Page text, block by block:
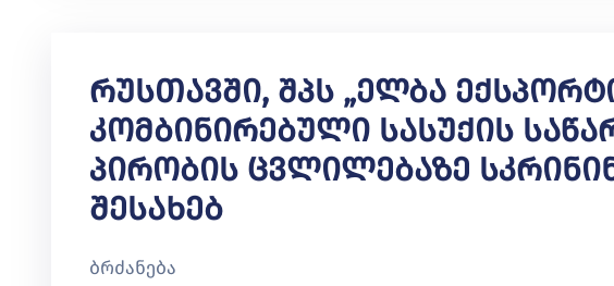
Რუსთავში, Შპს „ელბა
Კომბინირებული Სასუქის
Პირობის Ცვლილებაზე
Შესახებ
ბრძანება